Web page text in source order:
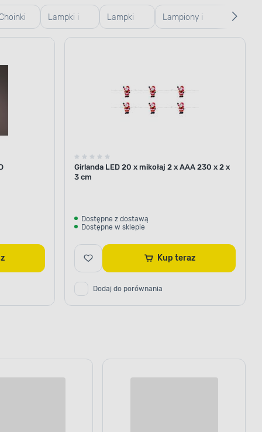
Choinki Lampki i
girlandy
Lampki Lampiony i
Girlanda LED 20 x mikołaj 2 x AAA 230 x 2 x
3 cm
Dostępne z dostawą
Dostępne w sklepie
Kup teraz
Dodaj do porównania